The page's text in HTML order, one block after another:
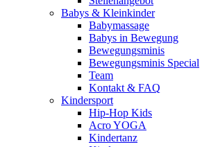
Babys & Kleinkinder
Babymassage
Babys in Bewegung
Bewegungsminis
Bewegungsminis Special
Team
Kontakt & FAQ
Kindersport
Hip-Hop Kids
Acro YOGA
Kindertanz